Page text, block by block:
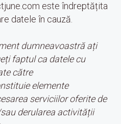
este îndreptățita
datele în cauză.
dumneavoastră ați
faptul ca datele cu
către
elemente
serviciilor oferite de
derularea activității